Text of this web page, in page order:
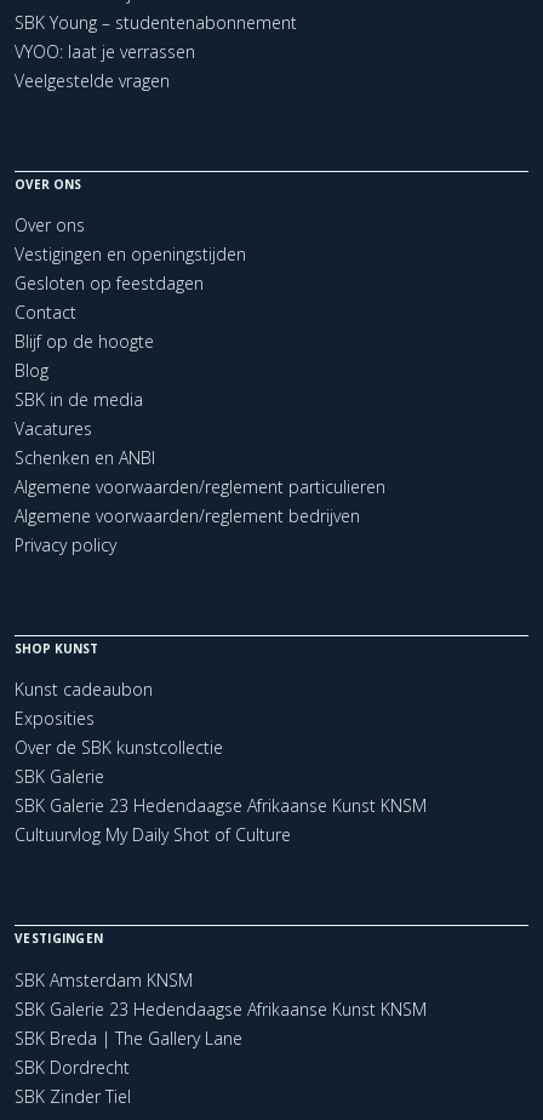
SBK Young – studentenabonnement
VYOO: laat je verrassen
Veelgestelde vragen
OVER ONS
Over ons
Vestigingen en openingstijden
Gesloten op feestdagen
Contact
Blijf op de hoogte
Blog
SBK in de media
Vacatures
Schenken en ANBI
Algemene voorwaarden/reglement particulieren
Algemene voorwaarden/reglement bedrijven
Privacy policy
SHOP KUNST
Kunst cadeaubon
Exposities
Over de SBK kunstcollectie
SBK Galerie
SBK Galerie 23 Hedendaagse Afrikaanse Kunst KNSM
Cultuurvlog My Daily Shot of Culture
VESTIGINGEN
SBK Amsterdam KNSM
SBK Galerie 23 Hedendaagse Afrikaanse Kunst KNSM
SBK Breda | The Gallery Lane
SBK Dordrecht
SBK Zinder Tiel